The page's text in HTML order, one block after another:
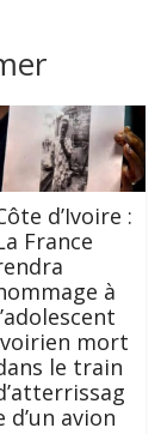
d’Ivoire :
France
à
mort
le train
d’un avion